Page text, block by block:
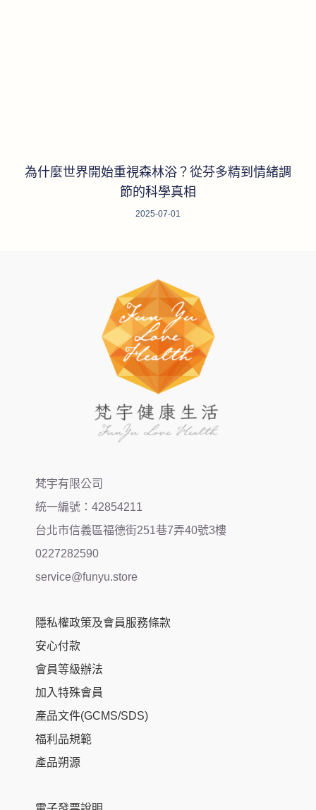
為什麼世界開始重視森林浴？從芬多精到情緒調
節的科學真相
2025-07-01
梵宇有限公司
統一編號：42854211
台北市信義區福德街251巷7弄40號3樓
0227282590
service@funyu.store
隱私權政策及會員服務條款
安心付款
會員等級辦法
加入特殊會員
產品文件(GCMS/SDS)
福利品規範
產品朔源